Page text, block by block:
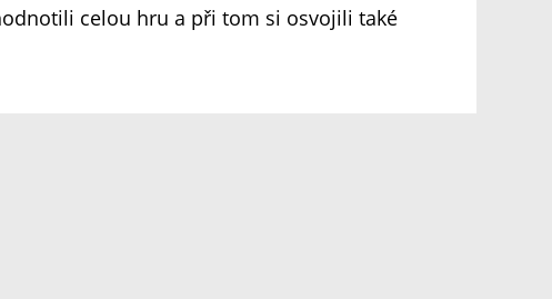
celou hru a při tom si osvojili také